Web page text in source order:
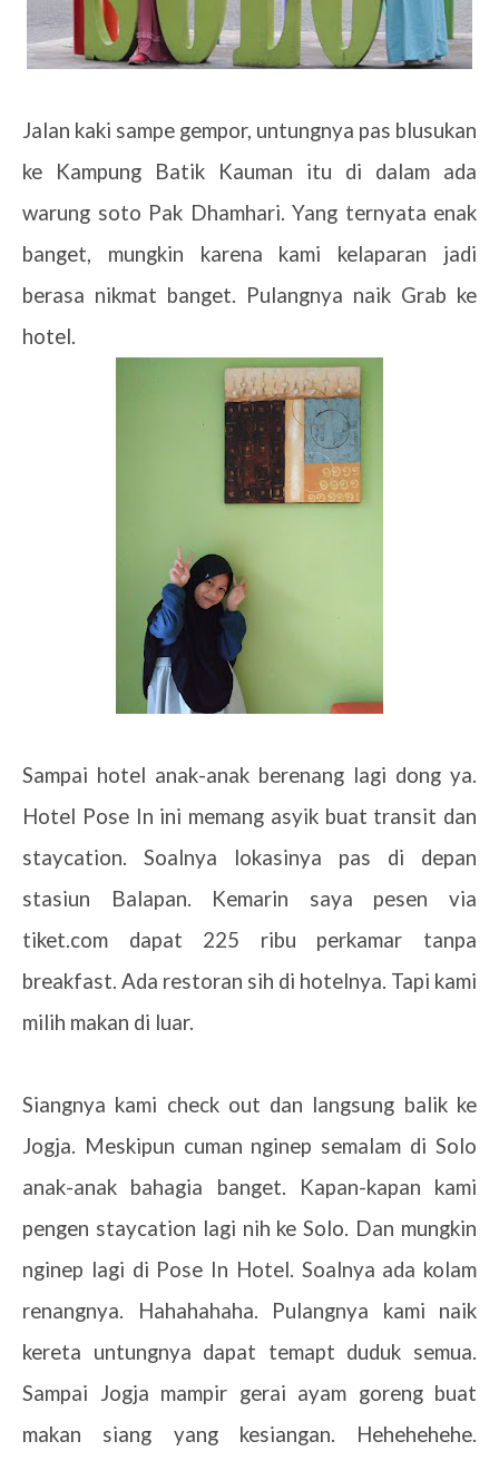
Jalan kaki sampe gempor, untungnya pas blusukan
ke Kampung Batik Kauman itu di dalam ada
warung soto Pak Dhamhari. Yang ternyata enak
banget, mungkin karena kami kelaparan jadi
berasa nikmat banget. Pulangnya naik Grab ke
hotel.
Sampai hotel anak-anak berenang lagi dong ya.
Hotel Pose In ini memang asyik buat transit dan
staycation. Soalnya lokasinya pas di depan
stasiun Balapan. Kemarin saya pesen via
tiket.com dapat 225 ribu perkamar tanpa
breakfast. Ada restoran sih di hotelnya. Tapi kami
milih makan di luar.
Siangnya kami check out dan langsung balik ke
Jogja. Meskipun cuman nginep semalam di Solo
anak-anak bahagia banget. Kapan-kapan kami
pengen staycation lagi nih ke Solo. Dan mungkin
nginep lagi di Pose In Hotel. Soalnya ada kolam
renangnya. Hahahahaha. Pulangnya kami naik
kereta untungnya dapat temapt duduk semua.
Sampai Jogja mampir gerai ayam goreng buat
makan siang yang kesiangan. Hehehehehe.